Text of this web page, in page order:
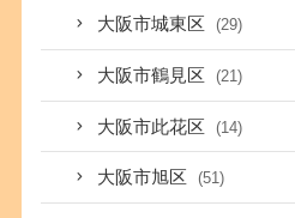
大阪市城東区 (29)
大阪市鶴見区 (21)
大阪市此花区 (14)
大阪市旭区 (51)